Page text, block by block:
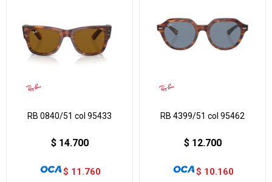
RB 0840/51 col 95433
$ 14.700
$ 11.760
RB 4399/51 col 95462
$ 12.700
$ 10.160